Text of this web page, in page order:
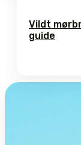
Vildt
guide